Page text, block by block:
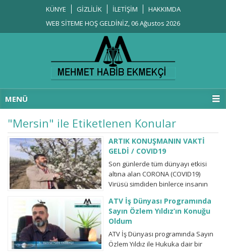
KÜNYE GİZLİLİK İLETİŞİM
HAKKIMDA
WEB SİTEME HOŞ GELDİNİZ, 06 Ağustos 2026
MENÜ
"Mersin" ile Etiketlenen Konular
ARTIK KONUŞMANIN VAKTİ
GELDİ / COVID19
Son günlerde tüm dünyayı etkisi
altına alan CORONA (COVID19)
Virüsü şimdiden binlerce insanın
başa çıkabilmenin yolları ve
herkesin rahatlıkla
uygulayabileceği korunma
yöntemlerini sizler için açıklıyorum.
ARTIK KONUŞMANIN VAKTİ GELDİ /
ATV İş Dünyası Programında
Sayın Özlem Yıldız’ın Konuğu
Oldum
ATV İş Dünyası programında Sayın
Özlem Yıldız ile Hukuka dair bir